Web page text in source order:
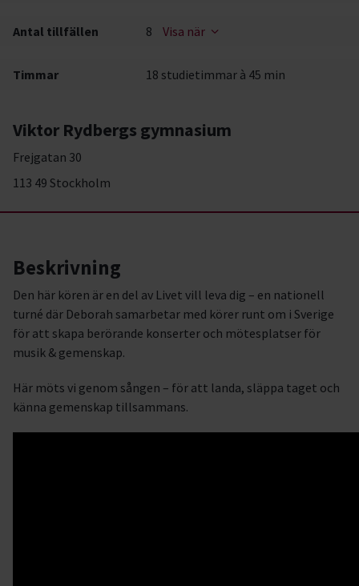
Antal tillfällen 8 Visa när
Timmar 18 studietimmar à 45 min
Viktor Rydbergs gymnasium
Frejgatan 30
113 49 Stockholm
Beskrivning
Den här kören är en del av Livet vill leva dig – en nationell
turné där Deborah samarbetar med körer runt om i Sverige
för att skapa berörande konserter och mötesplatser för
musik & gemenskap.
Här möts vi genom sången – för att landa, släppa taget och
känna gemenskap tillsammans.